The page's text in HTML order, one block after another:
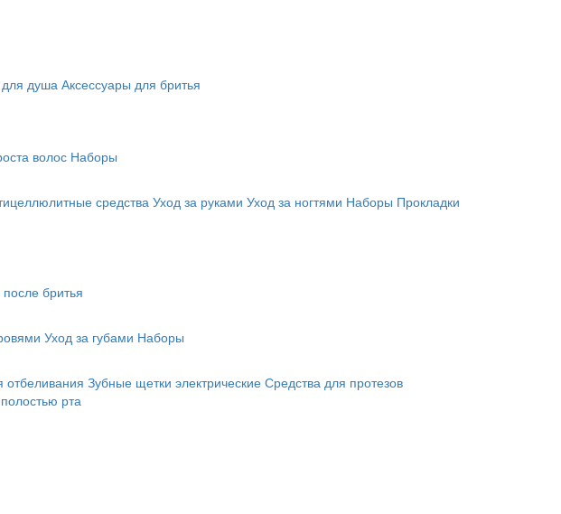
душа Аксессуары для бритья
волос Наборы
средства Уход за руками Уход за ногтями Наборы Прокладки
бритья
Уход за губами Наборы
отбеливания Зубные щетки электрические Средства для протезов
рта